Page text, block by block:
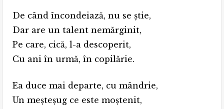
De când încondeiază, nu se știe,
Dar are un talent nemărginit,
Pe care, cică, l-a descoperit,
Cu ani în urmă, în copilărie.
Ea duce mai departe, cu mândrie,
Un meșteșug ce este moștenit,